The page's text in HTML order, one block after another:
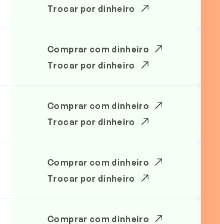
Trocar por dinheiro
Comprar com dinheiro
Trocar por dinheiro
Comprar com dinheiro
Trocar por dinheiro
Comprar com dinheiro
Trocar por dinheiro
Comprar com dinheiro